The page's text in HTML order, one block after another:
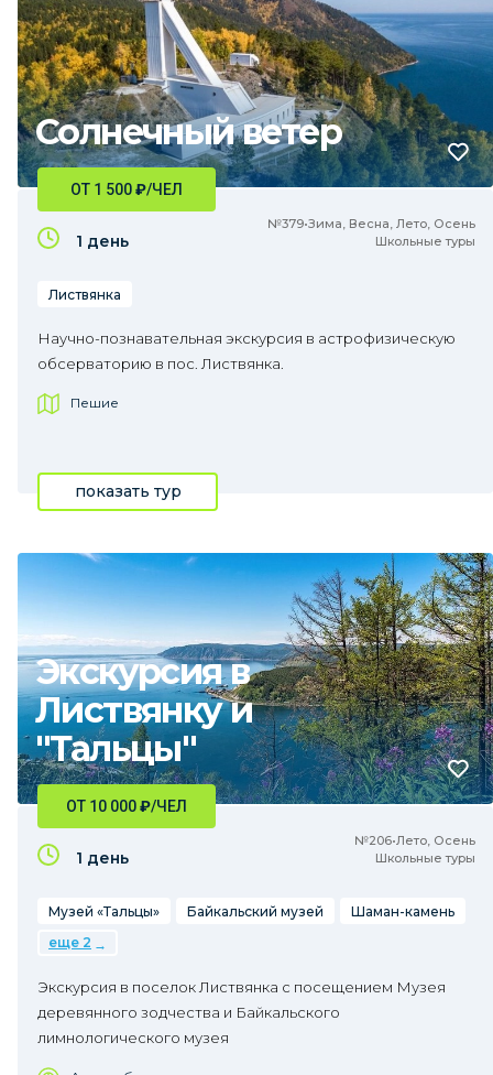
Солнечный ветер
№379•Зима, Весна, Лето, Осень
Школьные туры
ОТ 1 500₽/ЧЕЛ
1 день
Листвянка
Научно-познавательная экскурсия в астрофизическую
обсерваторию в пос. Листвянка.
Пешие
показать тур
Экскурсия в
Листвянку и
"Тальцы"
№206•Лето, Осень
Школьные туры
ОТ 10 000₽/ЧЕЛ
1 день
Музей «Тальцы» Байкальский музей
Шаман-камень
еще 2
Экскурсия в поселок Листвянка с посещением Музея
деревянного зодчества и Байкальского
лимнологического музея